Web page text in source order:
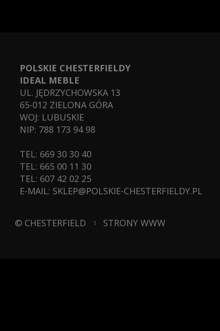
POLSKIE CHESTERFIELDY
IDEAL MEBLE
UL. JĘDRZYCHOWSKA 13
65-012 ZIELONA GÓRA
WOJ: LUBUSKIE
NIP: 788 173 94 98
TEL: 669 30 30 40
TEL: 665 00 11 30
TEL: 607 42 02 25
E-MAIL: SKLEP@POLSKIE-CHESTERFIELDY.PL
© CHESTERFIELD STRONY WWW